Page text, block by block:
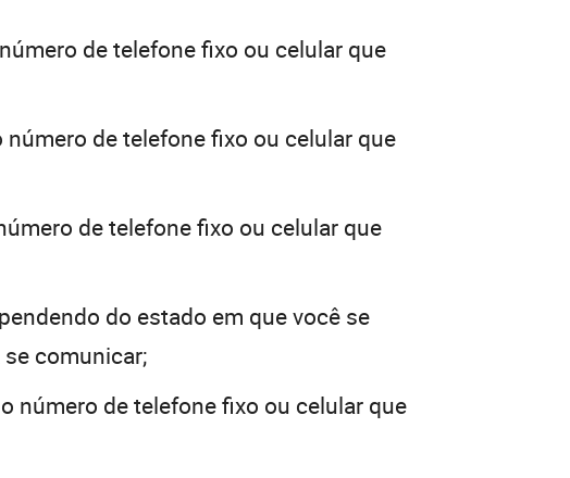
de telefone fixo ou celular que
número de telefone fixo ou celular que
de telefone fixo ou celular que
do estado em que você se
comunicar;
número de telefone fixo ou celular que